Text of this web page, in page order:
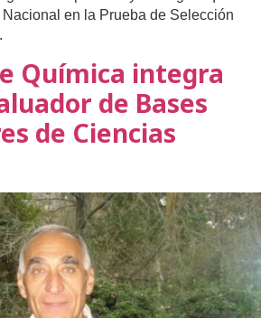
en la Prueba de Selección
Química integra
de Bases
de Ciencias